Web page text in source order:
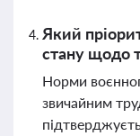
Який
стану щодо
Норми
звичайним